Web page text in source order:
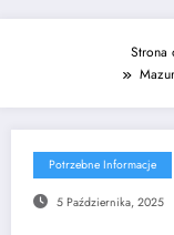
Strona
Potrzebne Informacje
5 Października, 2025